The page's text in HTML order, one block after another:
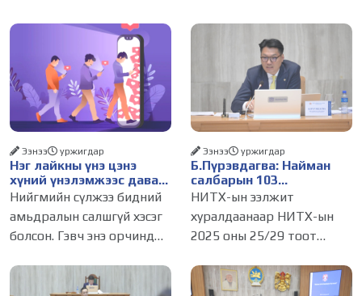
Нэг лайкны үнэ цэнэ
хүний үнэлэмжээс давах
болсон уу?
Ээнээ уржигдар
Нийгмийн сүлжээ бидний
амьдралын салшгүй хэсэг
болсон. Гэвч энэ орчинд
амжилт, тэр ч байтугай
Б.Пүрэвдагва: Найман
салбарын 103
үйлчилгээний
бүртгэлийг цуцалснаар
бизнес эрхлэхэд таатай
нөхцөл бүрдэнэ
Ээнээ уржигдар
НИТХ-ын ээлжит
хуралдаанаар НИТХ-ын
2025 оны 25/29 тоот
журмын зарим хэсгийг